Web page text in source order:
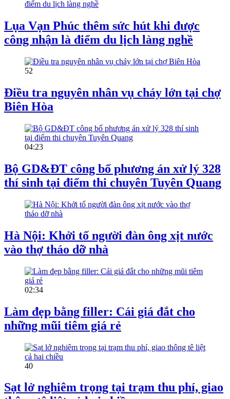
Lụa Vạn Phúc thêm sức hút khi được
công nhận là điểm du lịch làng nghề
52
Điều tra nguyên nhân vụ cháy lớn tại chợ
Biên Hòa
04:23
Bộ GD&ĐT công bố phương án xử lý 328
thí sinh tại điểm thi chuyên Tuyên Quang
Hà Nội: Khởi tố người đàn ông xịt nước
vào thợ tháo dỡ nhà
02:34
Làm đẹp bằng filler: Cái giá đắt cho
những mũi tiêm giá rẻ
40
Sạt lở nghiêm trọng tại trạm thu phí, giao